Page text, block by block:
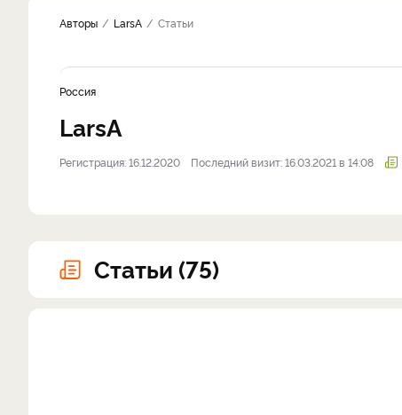
Авторы LarsA Статьи
Россия
LarsA
Регистрация: 16.12.2020 Последний визит: 16.03.2021 в 14:08
Статьи (75)